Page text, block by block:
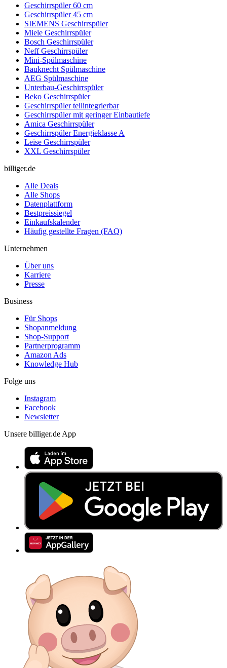
Geschirrspüler 60 cm
Geschirrspüler 45 cm
SIEMENS Geschirrspüler
Miele Geschirrspüler
Bosch Geschirrspüler
Neff Geschirrspüler
Mini-Spülmaschine
Bauknecht Spülmaschine
AEG Spülmaschine
Unterbau-Geschirrspüler
Beko Geschirrspüler
Geschirrspüler teilintegrierbar
Geschirrspüler mit geringer Einbautiefe
Amica Geschirrspüler
Geschirrspüler Energieklasse A
Leise Geschirrspüler
XXL Geschirrspüler
billiger.de
Alle Deals
Alle Shops
Datenplattform
Bestpreissiegel
Einkaufskalender
Häufig gestellte Fragen (FAQ)
Unternehmen
Über uns
Karriere
Presse
Business
Für Shops
Shopanmeldung
Shop-Support
Partnerprogramm
Amazon Ads
Knowledge Hub
Folge uns
Instagram
Facebook
Newsletter
Unsere billiger.de App